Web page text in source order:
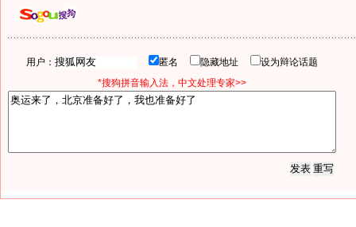
用户： 匿名 隐藏地址
设为辩论话题
*搜狗拼音输入法，中文处理专家>>